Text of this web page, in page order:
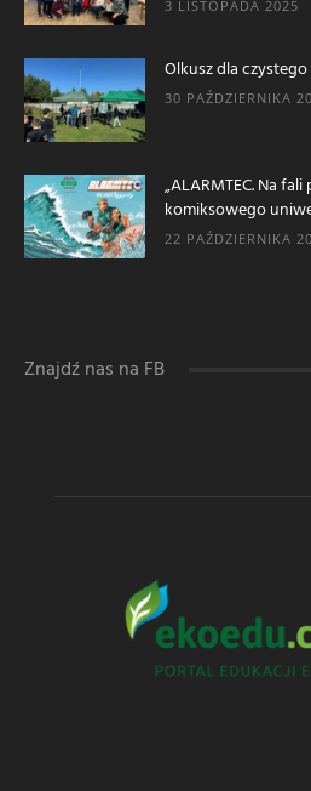
3 LISTOPADA 2025
Olkusz dla
30 PAŹDZIERNIKA
„ALARMTEC. Na
komiksowego
22 PAŹDZIERNIKA
Znajdź nas na FB